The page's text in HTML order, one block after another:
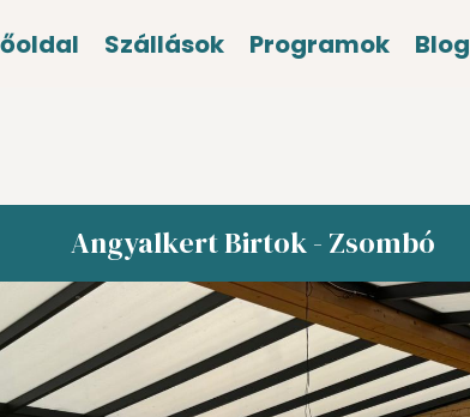
Szállások Programok Blog
Angyalkert Birtok - Zsombó